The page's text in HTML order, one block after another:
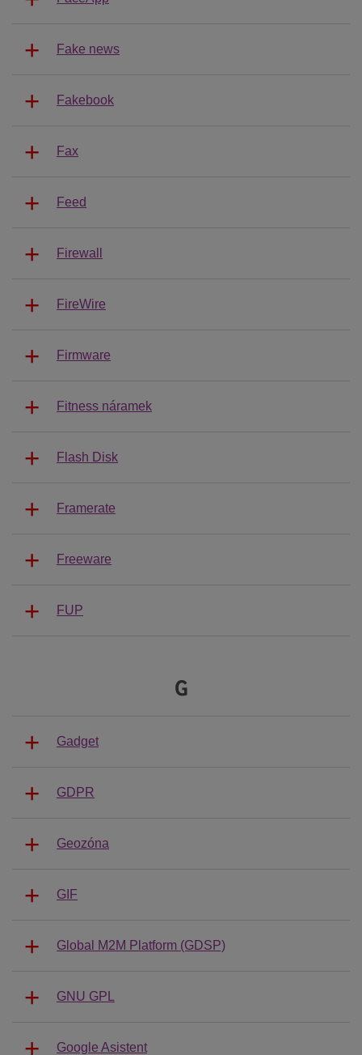
Fake news
Fakebook
Fax
Feed
Firewall
FireWire
Firmware
Fitness náramek
Flash Disk
Framerate
Freeware
FUP
G
Gadget
GDPR
Geozóna
GIF
Global M2M Platform (GDSP)
GNU GPL
Google Asistent